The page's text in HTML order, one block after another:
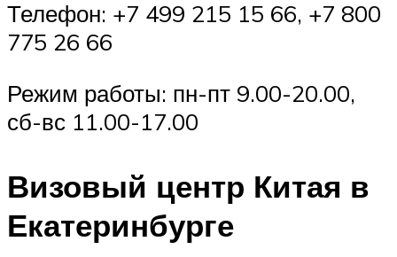
Телефон: +7 499 215 15 66, +7 800
775 26 66
Режим работы: пн-пт 9.00-20.00,
сб-вс 11.00-17.00
Визовый центр Китая в
Екатеринбурге